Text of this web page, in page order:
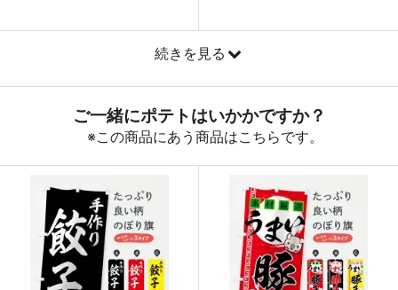
893
888 32856
887 33706
40 883 35320
41 880 36080
42 878 36876
続きを見る